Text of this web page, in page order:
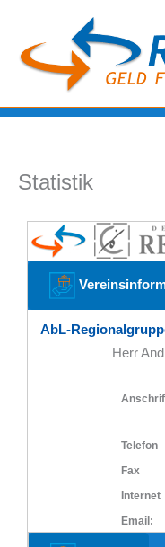
springen
Statistik
AbL-
Herr
Telefon
Fax
Internet
Email: